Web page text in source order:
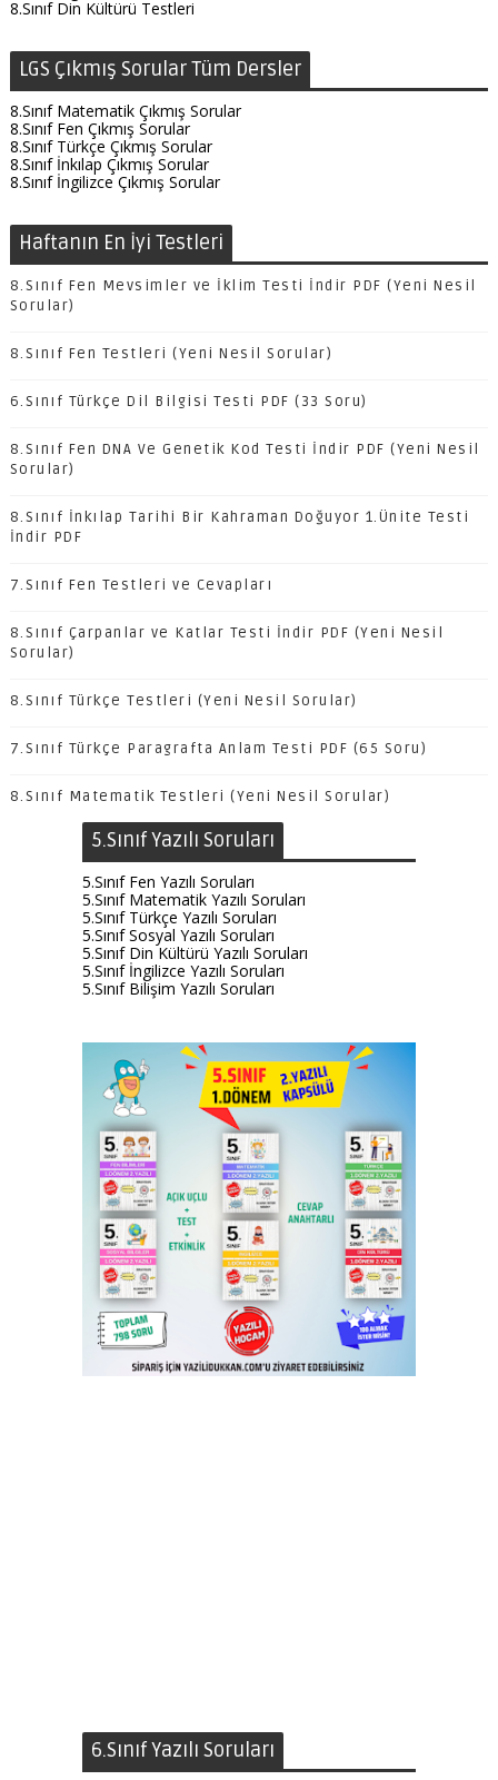
8.Sınıf Din Kültürü Testleri
LGS Çıkmış Sorular Tüm Dersler
8.Sınıf Matematik Çıkmış Sorular
8.Sınıf Fen Çıkmış Sorular
8.Sınıf Türkçe Çıkmış Sorular
8.Sınıf İnkılap Çıkmış Sorular
8.Sınıf İngilizce Çıkmış Sorular
Haftanın En İyi Testleri
8.Sınıf Fen Mevsimler ve İklim Testi İndir PDF (Yeni Nesil
Sorular)
8.Sınıf Fen Testleri (Yeni Nesil Sorular)
6.Sınıf Türkçe Dil Bilgisi Testi PDF (33 Soru)
8.Sınıf Fen DNA Ve Genetik Kod Testi İndir PDF (Yeni Nesil
Sorular)
8.Sınıf İnkılap Tarihi Bir Kahraman Doğuyor 1.Ünite Testi
İndir PDF
7.Sınıf Fen Testleri ve Cevapları
8.Sınıf Çarpanlar ve Katlar Testi İndir PDF (Yeni Nesil
Sorular)
8.Sınıf Türkçe Testleri (Yeni Nesil Sorular)
7.Sınıf Türkçe Paragrafta Anlam Testi PDF (65 Soru)
8.Sınıf Matematik Testleri (Yeni Nesil Sorular)
5.Sınıf Yazılı Soruları
5.Sınıf Fen Yazılı Soruları
5.Sınıf Matematik Yazılı Soruları
5.Sınıf Türkçe Yazılı Soruları
5.Sınıf Sosyal Yazılı Soruları
5.Sınıf Din Kültürü Yazılı Soruları
5.Sınıf İngilizce Yazılı Soruları
5.Sınıf Bilişim Yazılı Soruları
6.Sınıf Yazılı Soruları